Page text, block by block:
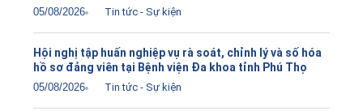
05/08/2026 Tin tức - Sự kiện
Hội nghị tập huấn nghiệp vụ rà soát, chỉnh lý và số hóa
hồ sơ đảng viên tại Bệnh viện Đa khoa tỉnh Phú Thọ
05/08/2026 Tin tức - Sự kiện